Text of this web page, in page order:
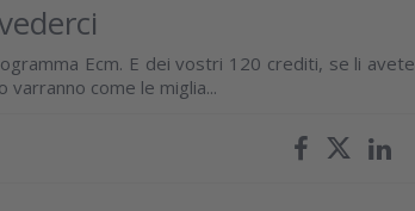
Ecm. E dei vostri 120 crediti, se li avete
varranno come le miglia...